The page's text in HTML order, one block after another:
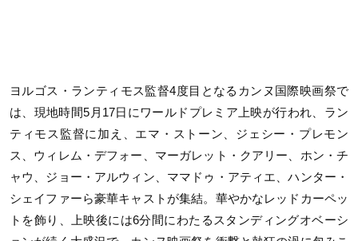
ヨルゴス・ランティモス監督4度目となるカンヌ国際映画祭で
は、現地時間5月17日にワールドプレミア上映が行われ、ラン
ティモス監督に加え、エマ・ストーン、ジェシー・プレモン
ス、ウィレム・デフォー、マーガレット・クアリー、ホン・チ
ャウ、ジョー・アルウィン、ママドゥ・アティエ、ハンター・
シェイファーら豪華キャストが集結。華やかなレッドカーペッ
トを飾り、上映後には6分間にわたるスタンディングオベーシ